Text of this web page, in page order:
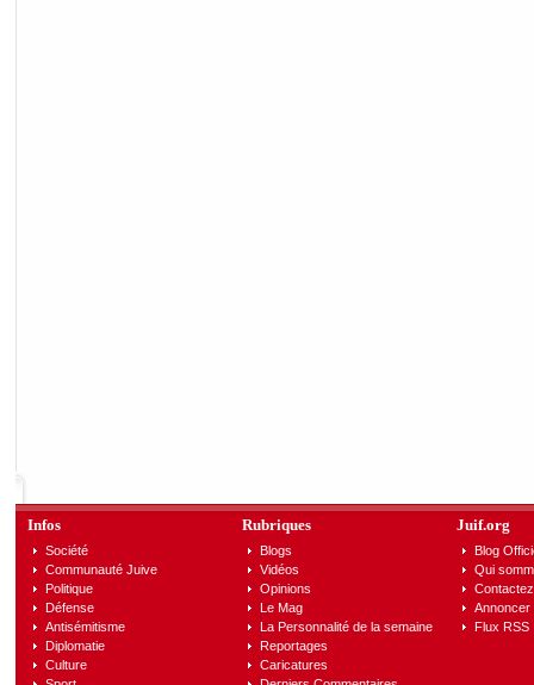
Infos
Société
Communauté Juive
Politique
Défense
Antisémitisme
Diplomatie
Culture
Rubriques
Blogs
Vidéos
Opinions
Le Mag
La Personnalité de la semaine
Reportages
Caricatures
Juif.org
Blog
Qui
Annoncer
Flux RSS